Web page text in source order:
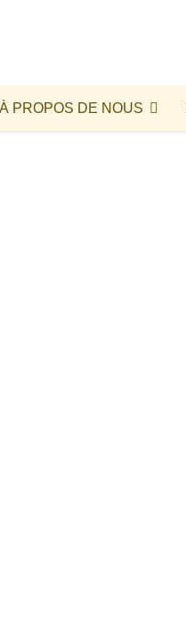
À PROPOS DE NOUS